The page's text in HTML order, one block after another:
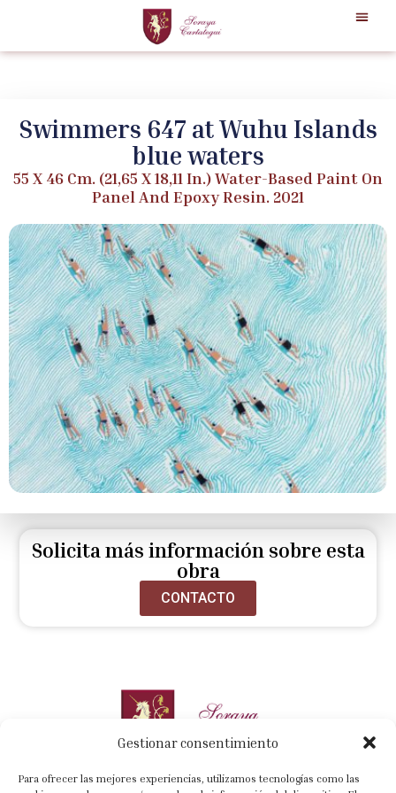
Gestionar consentimiento
Para ofrecer las mejores experiencias, utilizamos tecnologías como las
Swimmers 647 at Wuhu Islands
blue waters
55 X 46 Cm. (21,65 X 18,11 In.) Water-Based Paint On
Panel And Epoxy Resin. 2021
Solicita más información sobre esta
obra
CONTACTO